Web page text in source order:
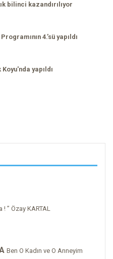
bilinci kazandırılıyor
4.’sü yapıldı
yapıldı
” Özay KARTAL
Ben O Kadın ve O Anneyim